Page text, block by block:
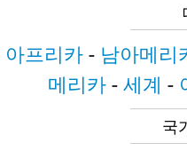
아프리카- 남아메리
메리카 - 세계 -
국